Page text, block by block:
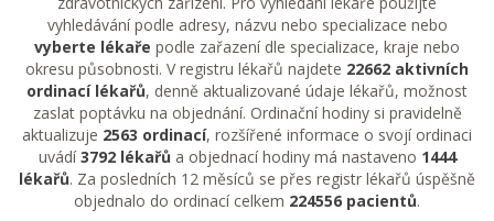
vyhledávání podle adresy, názvu nebo specializace nebo
vyberte lékaře podle zařazení dle specializace, kraje nebo
okresu působnosti. V registru lékařů najdete 22662 aktivních
ordinací lékařů, denně aktualizované údaje lékařů, možnost
zaslat poptávku na objednání. Ordinační hodiny si pravidelně
aktualizuje 2563 ordinací, rozšířené informace o svojí ordinaci
uvádí3792 lékařů a objednací hodiny má nastaveno 1444
lékařů. Za posledních 12 měsíců se přes registr lékařů úspěšně
objednalo do ordinací celkem 224556 pacientů.